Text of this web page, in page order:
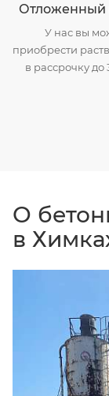
Отложенный
У нас вы
приобрести
в рассрочку до
О
в